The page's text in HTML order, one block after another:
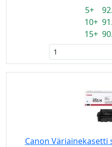
5+
10+
15+
Canon Väriainekasetti